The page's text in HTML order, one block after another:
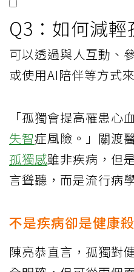
Q3：如何減輕
可以透過與人互動、
或使用AI陪伴等方式
「孤獨會提高罹患心
失智症風險。」關渡
孤獨感雖非疾病，但
言聳聽，而是流行病
不是疾病卻是健康
陳亮恭直言，孤獨對